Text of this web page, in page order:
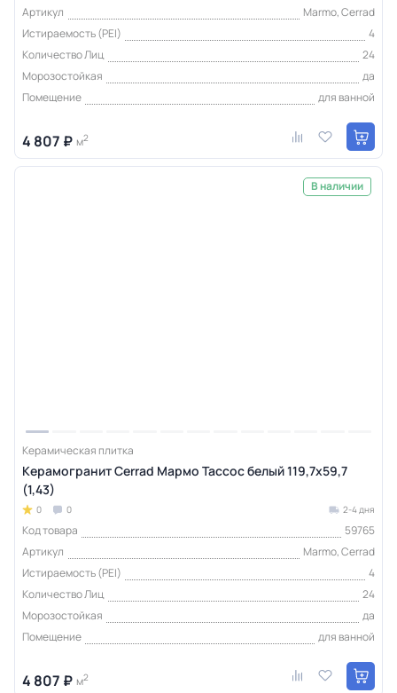
Артикул
Marmo, Cerrad
Истираемость (PEI)
4
Количество Лиц
24
Морозостойкая
да
Помещение
для ванной
4 807 ₽ м2
В наличии
Керамическая плитка
Керамогранит Cerrad Мармо Тассос белый 119,7х59,7
(1,43)
0 0 2-4 дня
Код товара
59765
Артикул
Marmo, Cerrad
Истираемость (PEI)
4
Количество Лиц
24
Морозостойкая
да
Помещение
для ванной
4 807 ₽ м2